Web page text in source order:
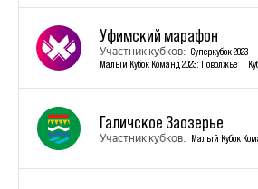
Уфимский марафон
Участник кубков: Суперкубок 2023
Малый Кубок Команд 2023: Поволжье
Галичское Заозерье
Участник кубков: Малый Кубок